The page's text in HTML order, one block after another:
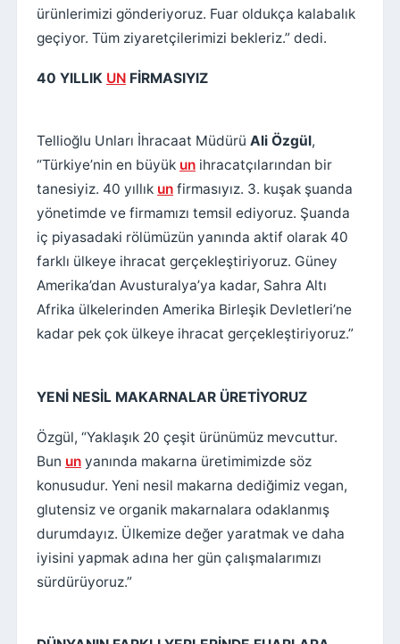
ürünlerimizi gönderiyoruz. Fuar oldukça kalabalık
geçiyor. Tüm ziyaretçilerimizi bekleriz.” dedi.
40 YILLIK UN FİRMASIYIZ
Tellioğlu Unları İhracaat Müdürü Ali Özgül,
“Türkiye’nin en büyük un ihracatçılarından bir
tanesiyiz. 40 yıllık un firmasıyız. 3. kuşak şuanda
yönetimde ve firmamızı temsil ediyoruz. Şuanda
iç piyasadaki rölümüzün yanında aktif olarak 40
farklı ülkeye ihracat gerçekleştiriyoruz. Güney
Amerika’dan Avusturalya’ya kadar, Sahra Altı
Afrika ülkelerinden Amerika Birleşik Devletleri’ne
kadar pek çok ülkeye ihracat gerçekleştiriyoruz.”
YENİ NESİL MAKARNALAR ÜRETİYORUZ
Özgül, “Yaklaşık 20 çeşit ürünümüz mevcuttur.
Bun un yanında makarna üretimimizde söz
konusudur. Yeni nesil makarna dediğimiz vegan,
glutensiz ve organik makarnalara odaklanmış
durumdayız. Ülkemize değer yaratmak ve daha
iyisini yapmak adına her gün çalışmalarımızı
sürdürüyoruz.”